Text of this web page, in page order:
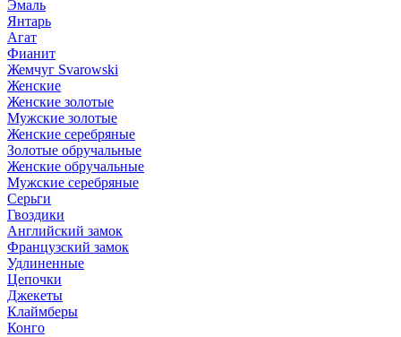
Эмаль
Янтарь
Агат
Фианит
Жемчуг Svarowski
Женские
Женские золотые
Мужские золотые
Женские серебряные
Золотые обручальные
Женские обручальные
Мужские серебряные
Серьги
Гвоздики
Английский замок
Французский замок
Удлиненные
Цепочки
Джекеты
Клаймберы
Конго